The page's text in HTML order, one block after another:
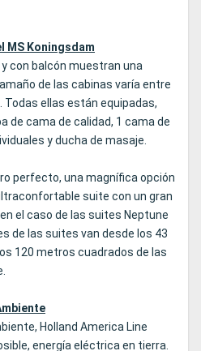
MS Koningsdam
con balcón muestran una
de las cabinas varía entre
Todas ellas están equipadas,
de cama de calidad, 1 cama de
y ducha de masaje.
perfecto, una magnífica opción
suite con un gran
el caso de las suites Neptune
de las suites van desde los 43
120 metros cuadrados de las
Holland America Line
energía eléctrica en tierra.